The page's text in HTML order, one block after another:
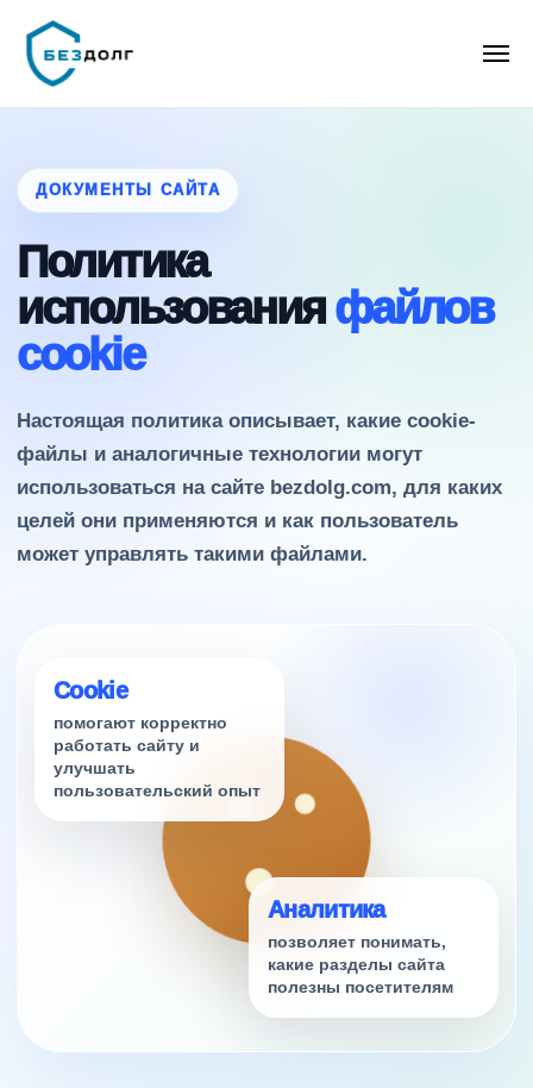
ДОКУМЕНТЫ САЙТА
Политика
использованияфайлов
cookie
Настоящая политика описывает, какие cookie-
файлы и аналогичные технологии могут
использоваться на сайте bezdolg.com, для каких
целей они применяются и как пользователь
может управлять такими файлами.
Cookie
помогают корректно
работать сайту и
улучшать
пользовательский опыт
Аналитика
позволяет понимать,
какие разделы сайта
полезны посетителям